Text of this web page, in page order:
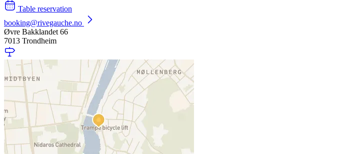
Table reservation
booking@rivegauche.no
Øvre Bakklandet 66
7013 Trondheim